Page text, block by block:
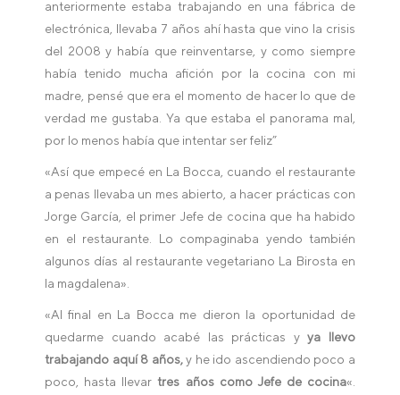
anteriormente estaba trabajando en una fábrica de
electrónica, llevaba 7 años ahí hasta que vino la crisis
del 2008 y había que reinventarse, y como siempre
había tenido mucha afición por la cocina con mi
madre, pensé que era el momento de hacer lo que de
verdad me gustaba. Ya que estaba el panorama mal,
por lo menos había que intentar ser feliz”
«Así que empecé en La Bocca, cuando el restaurante
a penas llevaba un mes abierto, a hacer prácticas con
Jorge García, el primer Jefe de cocina que ha habido
en el restaurante. Lo compaginaba yendo también
algunos días al restaurante vegetariano La Birosta en
la magdalena».
«Al final en La Bocca me dieron la oportunidad de
quedarme cuando acabé las prácticas yya llevo
trabajando aquí 8 años,y he ido ascendiendo poco a
poco, hasta llevar tres años como Jefe de cocina«.